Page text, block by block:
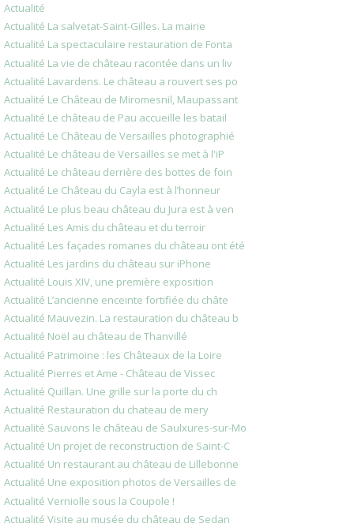
Actualité
Actualité La salvetat-Saint-Gilles. La mairie
Actualité La spectaculaire restauration de Fonta
Actualité La vie de château racontée dans un liv
Actualité Lavardens. Le château a rouvert ses po
Actualité Le Château de Miromesnil, Maupassant
Actualité Le château de Pau accueille les batail
Actualité Le Château de Versailles photographié
Actualité Le château de Versailles se met à l'iP
Actualité Le château derrière des bottes de foin
Actualité Le Château du Cayla est à l’honneur
Actualité Le plus beau château du Jura est à ven
Actualité Les Amis du château et du terroir
Actualité Les façades romanes du château ont été
Actualité Les jardins du château sur iPhone
Actualité Louis XIV, une première exposition
Actualité L’ancienne enceinte fortifiée du châte
Actualité Mauvezin. La restauration du château b
Actualité Noël au château de Thanvillé
Actualité Patrimoine : les Châteaux de la Loire
Actualité Pierres et Ame - Château de Vissec
Actualité Quillan. Une grille sur la porte du ch
Actualité Restauration du chateau de mery
Actualité Sauvons le château de Saulxures-sur-Mo
Actualité Un projet de reconstruction de Saint-C
Actualité Un restaurant au château de Lillebonne
Actualité Une exposition photos de Versailles de
Actualité Verniolle sous la Coupole !
Actualité Visite au musée du château de Sedan